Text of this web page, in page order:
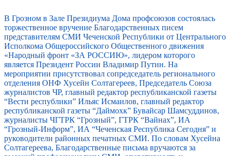
В Грозном в Зале Президиума Дома профсоюзов состоялась
торжественное вручение Благодарственных писем
представителям СМИ Чеченской Республики от Центрального
Исполкома Общероссийского Общественного движения
«Народный фронт «ЗА РОССИЮ», лидером которого
является Президент России Владимир Путин. На
мероприятии присутствовал сопредседатель регионального
отделения ОНФ Хусейн Солтагереев, Председатель Союза
журналистов ЧР, главный редактор республиканской газеты
“Вести республики” Ильяс Исмаилов, главный редактор
республиканской газеты “Даймохк” Бувайсар Шамсуддинов,
журналисты ЧГТРК “Грозный”, ГТРК “Вайнах”, ИА
“Грозный-Информ”, ИА “Чеченская Республика Сегодня” и
руководители районных печатных СМИ. По словам Хусейна
Солтагереева, Благодарственные письма вручаются за